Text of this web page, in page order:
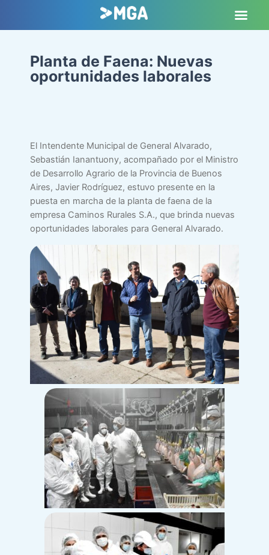
Planta de Faena: Nuevas
oportunidades laborales
El Intendente Municipal de General Alvarado,
Sebastián Ianantuony, acompañado por el Ministro
de Desarrollo Agrario de la Provincia de Buenos
Aires, Javier Rodríguez, estuvo presente en la
puesta en marcha de la planta de faena de la
empresa Caminos Rurales S.A., que brinda nuevas
oportunidades laborales para General Alvarado.